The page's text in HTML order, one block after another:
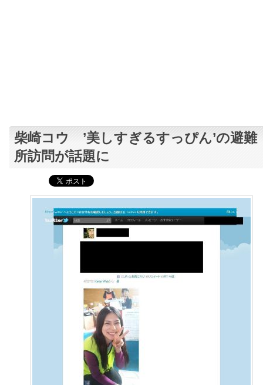
柴崎コウ ’美しすぎるすっぴん’の避難
所訪問が話題に